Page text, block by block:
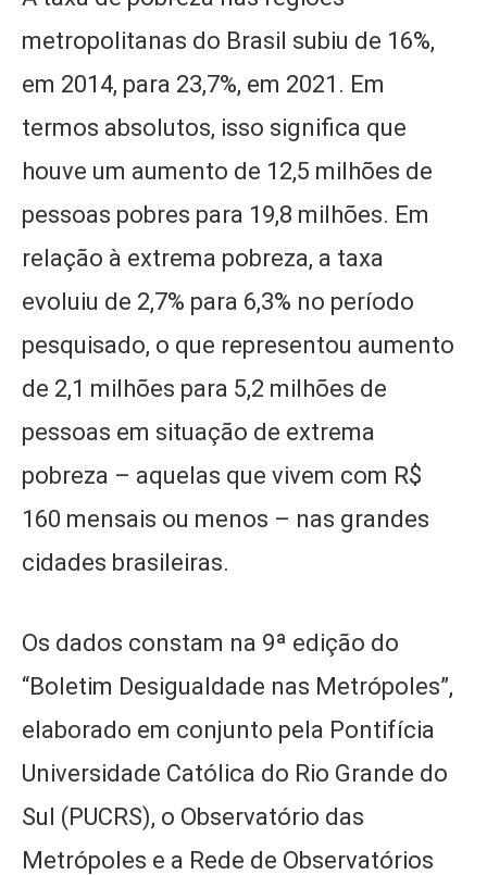
metropolitanas do Brasil subiu de 16%,
em 2014, para 23,7%, em 2021. Em
termos absolutos, isso significa que
houve um aumento de 12,5 milhões de
pessoas pobres para 19,8 milhões. Em
relação à extrema pobreza, a taxa
evoluiu de 2,7% para 6,3% no período
pesquisado, o que representou aumento
de 2,1 milhões para 5,2 milhões de
pessoas em situação de extrema
pobreza – aquelas que vivem com R$
160 mensais ou menos – nas grandes
cidades brasileiras.
Os dados constam na 9ª edição do
“Boletim Desigualdade nas Metrópoles”,
elaborado em conjunto pela Pontifícia
Universidade Católica do Rio Grande do
Sul (PUCRS), o Observatório das
Metrópoles e a Rede de Observatórios